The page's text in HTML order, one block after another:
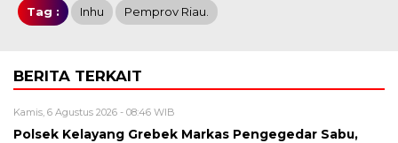
Tag : Inhu Pemprov Riau.
BERITA TERKAIT
Kamis, 6 Agustus 2026 - 08:46 WIB
Polsek Kelayang Grebek Markas Pengegedar Sabu,